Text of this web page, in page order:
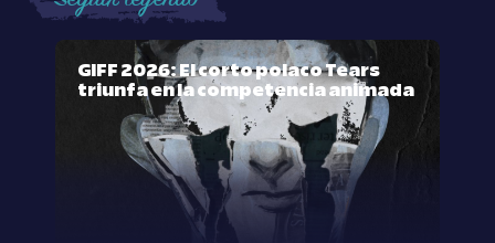
GIFF 2026: El corto polaco Tears
triunfa en la competencia animada